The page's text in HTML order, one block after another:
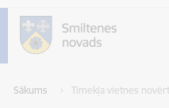
Sākums Tīmekļa vietnes